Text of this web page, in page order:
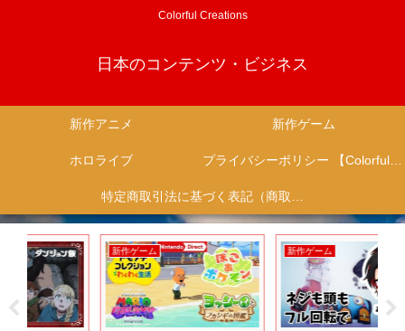
Colorful Creations
日本のコンテンツ・ビジネス
新作アニメ 新作ゲーム
ホロライブ プライバシーポリシー 【Colorful Creation】
特定商取引法に基づく表記（商取引に関する開示）
新作ゲーム 新作ゲーム